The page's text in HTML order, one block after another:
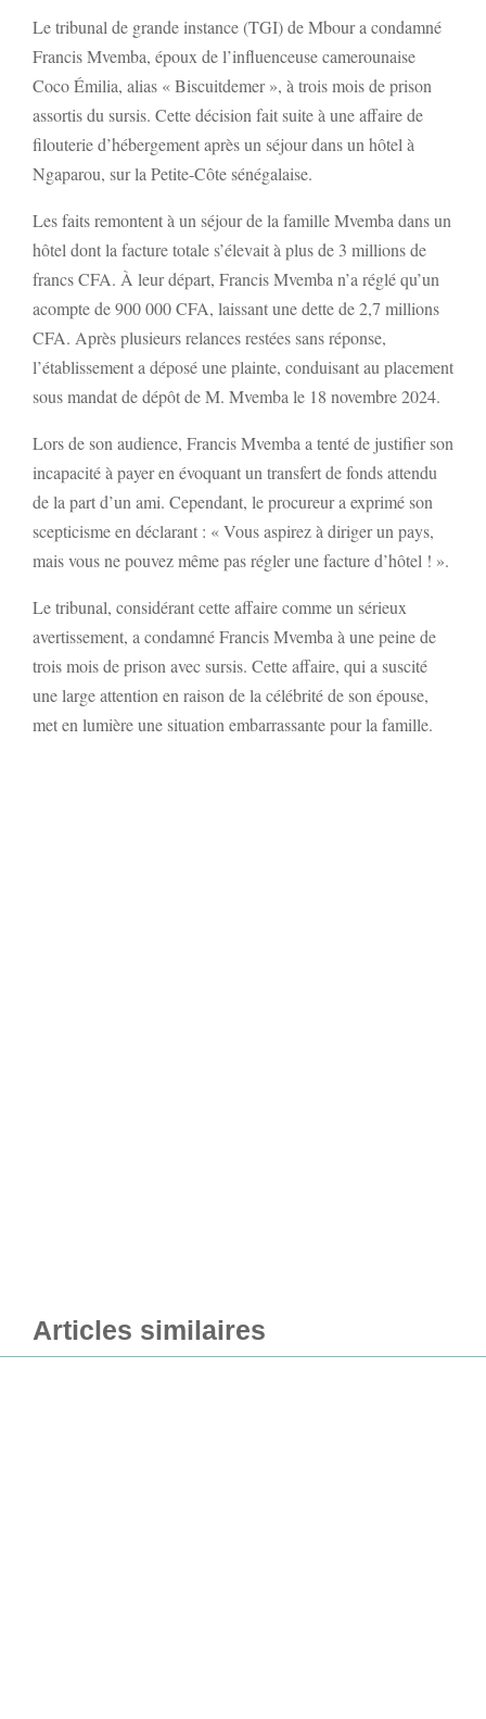
Le tribunal de grande instance (TGI) de Mbour a condamné
Francis Mvemba, époux de l’influenceuse camerounaise
Coco Émilia, alias « Biscuitdemer », à trois mois de prison
assortis du sursis. Cette décision fait suite à une affaire de
filouterie d’hébergement après un séjour dans un hôtel à
Ngaparou, sur la Petite-Côte sénégalaise.
Les faits remontent à un séjour de la famille Mvemba dans un
hôtel dont la facture totale s’élevait à plus de 3 millions de
francs CFA. À leur départ, Francis Mvemba n’a réglé qu’un
acompte de 900 000 CFA, laissant une dette de 2,7 millions
CFA. Après plusieurs relances restées sans réponse,
l’établissement a déposé une plainte, conduisant au placement
sous mandat de dépôt de M. Mvemba le 18 novembre 2024.
Lors de son audience, Francis Mvemba a tenté de justifier son
incapacité à payer en évoquant un transfert de fonds attendu
de la part d’un ami. Cependant, le procureur a exprimé son
scepticisme en déclarant : « Vous aspirez à diriger un pays,
mais vous ne pouvez même pas régler une facture d’hôtel ! ».
Le tribunal, considérant cette affaire comme un sérieux
avertissement, a condamné Francis Mvemba à une peine de
trois mois de prison avec sursis. Cette affaire, qui a suscité
une large attention en raison de la célébrité de son épouse,
met en lumière une situation embarrassante pour la famille.
Articles similaires